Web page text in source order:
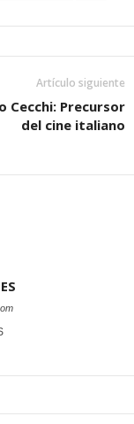
Artículo siguiente
Cecchi: Precursor
del cine italiano